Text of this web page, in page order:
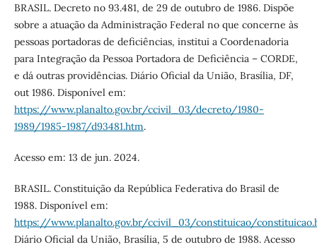
BRASIL. Decreto no 93.481, de 29 de outubro de 1986. Dispõe
sobre a atuação da Administração Federal no que concerne às
pessoas portadoras de deficiências, institui a Coordenadoria
para Integração da Pessoa Portadora de Deficiência – CORDE,
e dá outras providências. Diário Oficial da União, Brasília, DF,
out 1986. Disponível em:
https://www.planalto.gov.br/ccivil_03/decreto/1980-
1989/1985-1987/d93481.htm.
Acesso em: 13 de jun. 2024.
BRASIL. Constituição da República Federativa do Brasil de
1988. Disponível em:
https://www.planalto.gov.br/ccivil_03/constituicao/
Diário Oficial da União, Brasília, 5 de outubro de 1988. Acesso